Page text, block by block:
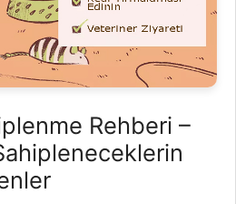
Rehberi –